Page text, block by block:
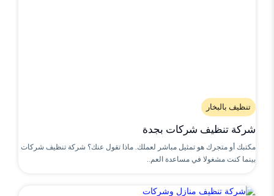
تنظيف بالبخار
شركة تنظيف شركات بجدة
مكتبك أو متجرك هو تمثيل مباشر لعملك. ماذا تقول عنك؟ شركة تنظيف شركات
بينما كنت مشغولا في مساعدة العم..